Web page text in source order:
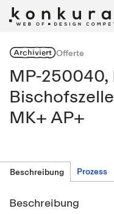
ArchiviertOfferte
MP-250040,
MK+ AP+
Beschreibung Prozess
Beschreibung